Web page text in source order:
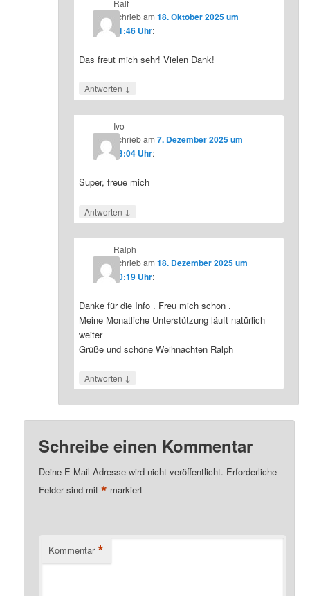
Ralf
schriebam 18. Oktober 2025 um
21:46 Uhr:
Das freut mich sehr! Vielen Dank!
Antworten ↓
Ivo
schriebam 7. Dezember 2025 um
23:04 Uhr:
Super, freue mich
Antworten ↓
Ralph
schriebam 18. Dezember 2025 um
10:19 Uhr:
Danke für die Info . Freu mich schon .
Meine Monatliche Unterstützung läuft natürlich
weiter
Grüße und schöne Weihnachten Ralph
Antworten ↓
Schreibe einen Kommentar
Deine E-Mail-Adresse wird nicht veröffentlicht. Erforderliche
Felder sind mit* markiert
Kommentar *